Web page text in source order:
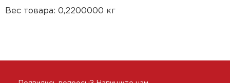
Вес товара: 0,2200000 кг